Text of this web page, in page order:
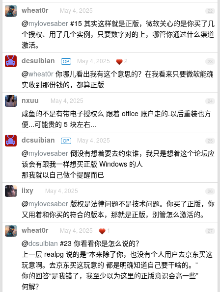
22
wheat0r May 4, 2025
@mylovesaber #15 其实这样就是正版，微软关心的是你买了几
个授权、用了几个实例，只要数字对的上，哪管你通过什么渠道
激活。
23
dcsuibian OP May 4, 2025 2
@wheat0r 你哪儿看出我有这个意思的？在我看来只要微软能确
实收到那份钱的，都算正版
24
nxuu May 4, 2025
咸鱼的不是有带电子授权么 跟着 office 账户走的.以后重装也方
便...可能贵的 5 块左右...
25
dcsuibian OP May 4, 2025
@mylovesaber 倒没有想着要去约束谁，我只是想着这个论坛应
该会有跟我一样想买正版 Windows 的人
那我就以自己做个提醒而已
26
iixy May 4, 2025
@mylovesaber 版权是法律问题不是技术问题。你买了正版，你
又用着和你买的符合的版本，那就是正版，别管怎么激活的。
27
wheat0r May 4, 2025 1
@dcsuibian #23 你看看你是怎么说的？
上一层 realpg 说的是“本来除了你，也没有个人用户去京东买这
玩意啊。去京东买这玩意的 都是明确知道自己要干啥的。”
你的回答“是我错了，我至少以为这里的正版意识会高一些”
何解？